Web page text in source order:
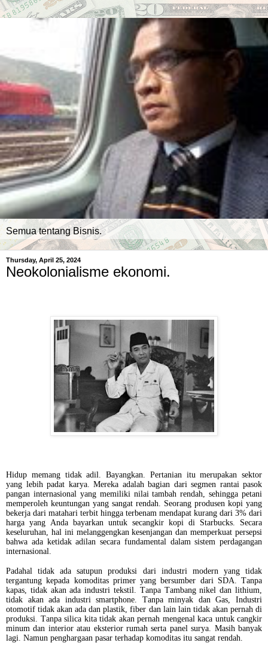
Semua tentang Bisnis.
Thursday, April 25, 2024
Neokolonialisme ekonomi.
Hidup memang tidak adil. Bayangkan. Pertanian itu merupakan sektor
yang lebih padat karya. Mereka adalah bagian dari segmen rantai pasok
pangan internasional yang memiliki nilai tambah rendah, sehingga petani
memperoleh keuntungan yang sangat rendah. Seorang produsen kopi yang
bekerja dari matahari terbit hingga terbenam mendapat kurang dari 3% dari
harga yang Anda bayarkan untuk secangkir kopi di Starbucks. Secara
keseluruhan, hal ini melanggengkan kesenjangan dan memperkuat persepsi
bahwa ada ketidak adilan secara fundamental dalam sistem perdagangan
internasional.
Padahal tidak ada satupun produksi dari industri modern yang tidak
tergantung kepada komoditas primer yang bersumber dari SDA. Tanpa
kapas, tidak akan ada industri tekstil. Tanpa Tambang nikel dan lithium,
tidak akan ada industri smartphone. Tanpa minyak dan Gas, Industri
otomotif tidak akan ada dan plastik, fiber dan lain lain tidak akan pernah di
produksi. Tanpa silica kita tidak akan pernah mengenal kaca untuk cangkir
minum dan interior atau eksterior rumah serta panel surya. Masih banyak
lagi. Namun penghargaan pasar terhadap komoditas itu sangat rendah.